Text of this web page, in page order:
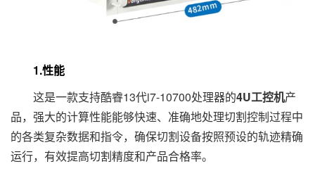
1.性能
这是一款支持酷睿13代i7-10700处理器的4U工控机产
品，强大的计算性能能够快速、准确地处理切割控制过程中
的各类复杂数据和指令，确保切割设备按照预设的轨迹精确
运行，有效提高切割精度和产品合格率。